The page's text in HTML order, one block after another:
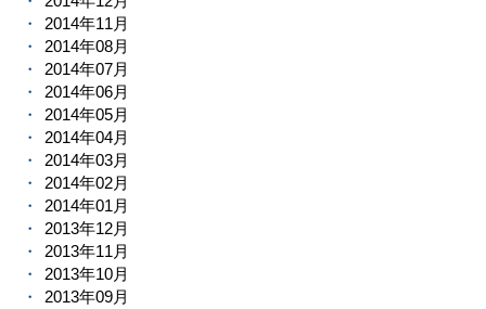
2014年11月
2014年08月
2014年07月
2014年06月
2014年05月
2014年04月
2014年03月
2014年02月
2014年01月
2013年12月
2013年11月
2013年10月
2013年09月